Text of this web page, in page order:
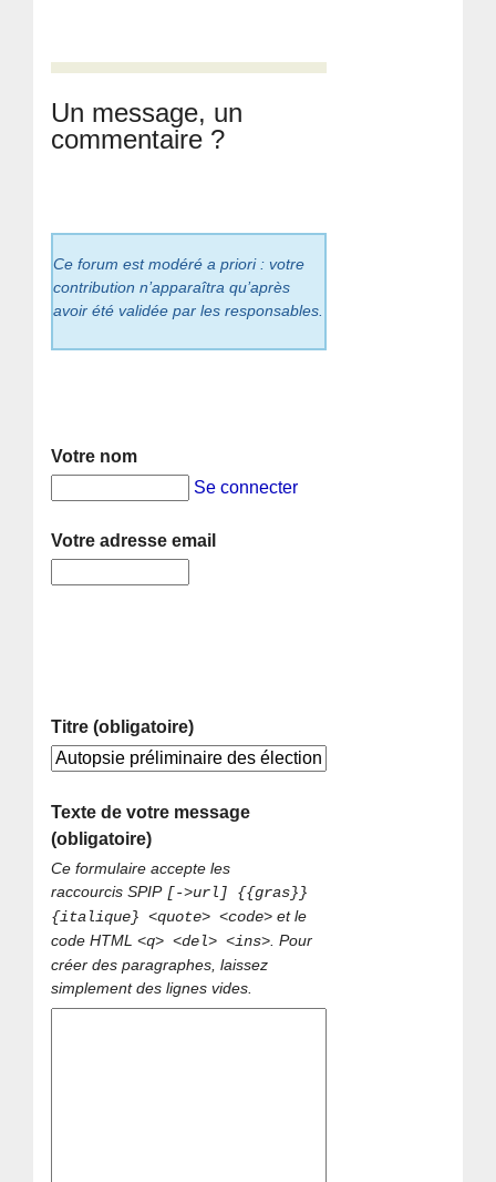
Un message, un
commentaire ?
Ce forum est modéré a priori : votre
contribution n’apparaîtra qu’après
avoir été validée par les responsables.
Votre nom
Se connecter
Votre adresse email
Titre (obligatoire)
Texte de votre message
(obligatoire)
Ce formulaire accepte les
raccourcis SPIP [->url] {{gras}}
{italique} <quote> <code> et le
code HTML<q> <del> <ins>. Pour
créer des paragraphes, laissez
simplement des lignes vides.